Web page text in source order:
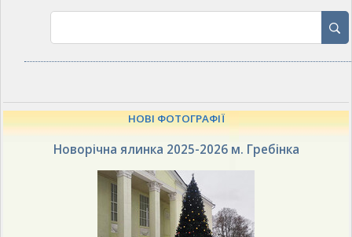
НОВІ ФОТОГРАФІЇ
Новорічна ялинка 2025-2026 м. Гребінка